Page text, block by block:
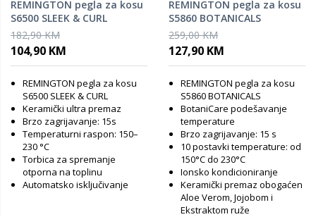
REMINGTON pegla za kosu
S6500 SLEEK & CURL
182,90 KM
104,90 KM
REMINGTON pegla za kosu
S6500 SLEEK & CURL
Keramički ultra premaz
Brzo zagrijavanje: 15s
Temperaturni raspon: 150–
230 °C
Torbica za spremanje
otporna na toplinu
Automatsko isključivanje
REMINGTON pegla za kosu
S5860 BOTANICALS
259,00 KM
127,90 KM
REMINGTON pegla za kosu
S5860 BOTANICALS
BotaniCare podešavanje
temperature
Brzo zagrijavanje: 15 s
10 postavki temperature: od
150°C do 230°C
Ionsko kondicioniranje
Keramički premaz obogaćen
Aloe Verom, Jojobom i
Ekstraktom ruže